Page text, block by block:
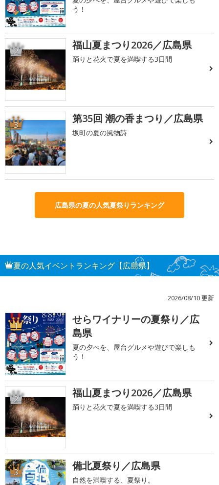
う！
2 福山夏まつり2026／広島県
踊りと花火で夏を満喫する3日間
3 第35回 潮の香まつり／広島県
坂町の夏の風物詩
広島県の夏の人気夏祭りランキング
夏の人気イベントランキング【広島県】
2026/08/10 更新
1
せらワイナリーの夏祭り／広
島県
夏の夕べを、屋台グルメや遊びで楽しも
う！
2 福山夏まつり2026／広島県
踊りと花火で夏を満喫する3日間
3 備北夏祭り／広島県
自然を満喫する、夏祭り。